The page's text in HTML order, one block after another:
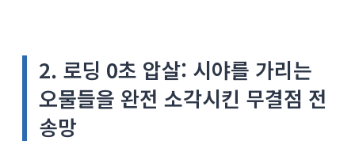
2. 로딩 0초 압살: 시야를 가리는
오물들을 완전 소각시킨 무결점 전
송망